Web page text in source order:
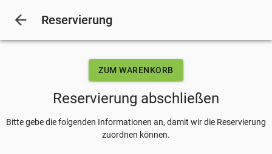
arrow_back Reservierung
ZUM WARENKORB
Reservierung abschließen
Bitte gebe die folgenden Informationen an, damit wir die Reservierung
zuordnen können.